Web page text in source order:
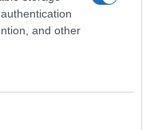
and other